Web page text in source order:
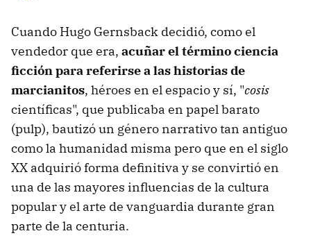
Cuando Hugo Gernsback decidió, como el
vendedor que era, acuñar el término ciencia
ficción para referirse a las historias de
marcianitos, héroes en el espacio y sí, "cosis
científicas", que publicaba en papel barato
(pulp), bautizó un género narrativo tan antiguo
como la humanidad misma pero que en el siglo
XX adquirió forma definitiva y se convirtió en
una de las mayores influencias de la cultura
popular y el arte de vanguardia durante gran
parte de la centuria.